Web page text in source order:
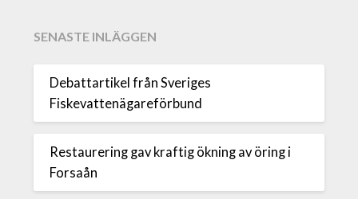
SENASTE INLÄGGEN
Debattartikel från Sveriges
Fiskevattenägareförbund
Restaurering gav kraftig ökning av öring i
Forsaån